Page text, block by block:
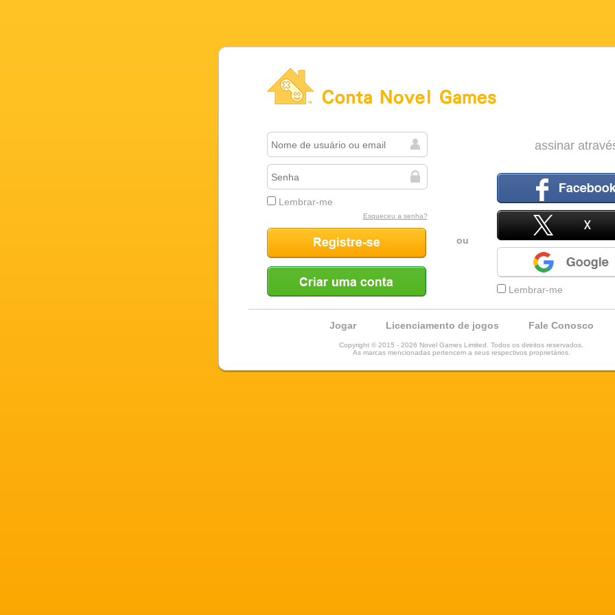
Lembrar-me
Esqueceu a senha?
ou
assinar
Facebook
X
Google
Lembrar-me
Jogar Licenciamento de jogos Fale Conosco
Copyright © 2015 - 2026 Novel Games Limited. Todos os direitos reservados.
As marcas mencionadas pertencem a seus respectivos proprietários.